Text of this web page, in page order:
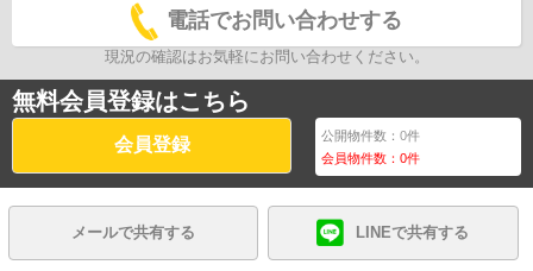
電話でお問い合わせする
現況の確認はお気軽にお問い合わせください。
無料会員登録はこちら
会員登録 公開物件数：0件
会員物件数：0件
メールで共有する LINEで共有する